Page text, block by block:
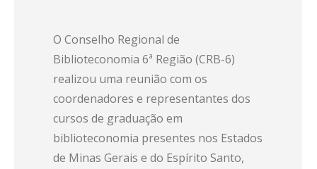
O Conselho Regional de
Biblioteconomia 6ª Região (CRB-6)
realizou uma reunião com os
coordenadores e representantes dos
cursos de graduação em
biblioteconomia presentes nos Estados
de Minas Gerais e do Espírito Santo,